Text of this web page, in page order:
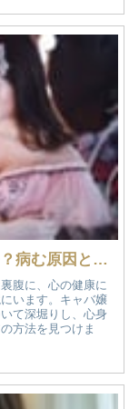
キャバ嬢のメンタルどうやって保つ？病む原因とメンタルを保つ秘訣！
腹に、心の健康に
います。キャバ嬢
て深堀りし、心身
方法を見つけま